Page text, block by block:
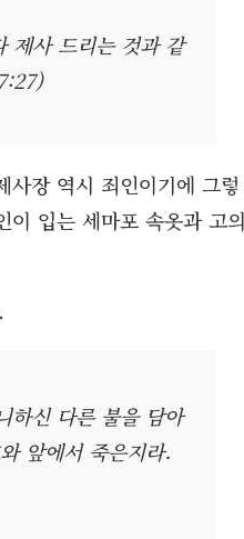
제사 드리는 것과 같
장 역시 죄인이기에 그렇
이 입는 세마포 속옷과 고
하신 다른 불을 담아
앞에서 죽은지라.